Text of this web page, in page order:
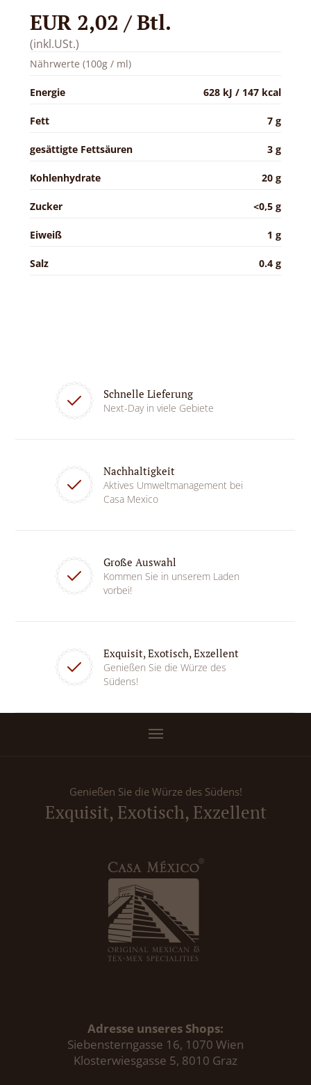
EUR 2,02 / Btl.
(inkl.USt.)
Nährwerte (100g / ml)
Energie 628 kJ / 147 kcal
Fett 7 g
gesättigte Fettsäuren 3 g
Kohlenhydrate 20 g
Zucker <0,5 g
Eiweiß 1 g
Salz 0.4 g
Schnelle Lieferung
Next-Day in viele Gebiete
Nachhaltigkeit
Aktives Umweltmanagement bei
Casa Mexico
Große Auswahl
Kommen Sie in unserem Laden
vorbei!
Exquisit, Exotisch, Exzellent
Genießen Sie die Würze des
Südens!
Genießen Sie die Würze des Südens!
Exquisit, Exotisch, Exzellent
Adresse unseres Shops:
Siebensterngasse 16, 1070 Wien
Klosterwiesgasse 5, 8010 Graz